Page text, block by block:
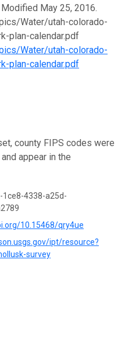
Modified May 25, 2016.
Water/utah-colorado-
plan-calendar.pdf
Water/utah-colorado-
plan-calendar.pdf
county FIPS codes were
appear in the
4338-a25d-
10.15468/qry4ue
ipt/resource?
survey